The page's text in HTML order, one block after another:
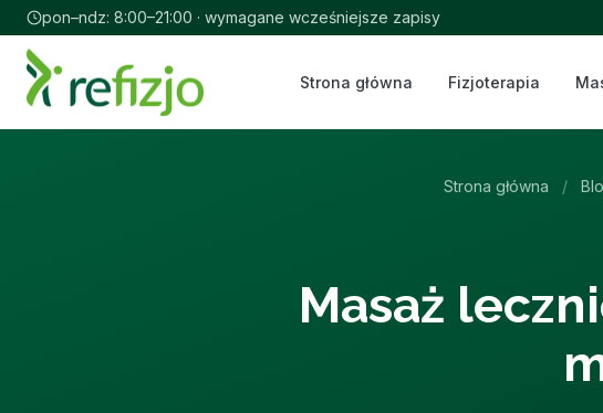
pon–ndz: 8:00–21:00 · wymagane wcześniejsze zapisy
Strona główna Fizjoterapia
Strona główna /
Masaż